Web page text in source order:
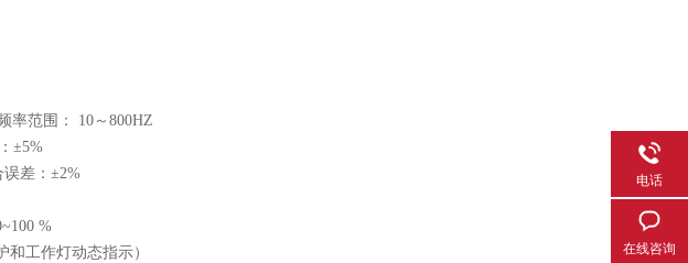
范围： 10～800HZ
±5%
差：±2%
%
和工作灯动态指示）
电话
在线咨询